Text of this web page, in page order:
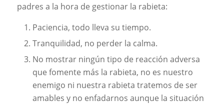
padres a la hora de gestionar la rabieta:
Paciencia, todo lleva su tiempo.
Tranquilidad, no perder la calma.
No mostrar ningún tipo de reacción adversa
que fomente más la rabieta, no es nuestro
enemigo ni nuestra rabieta tratemos de ser
amables y no enfadarnos aunque la situación